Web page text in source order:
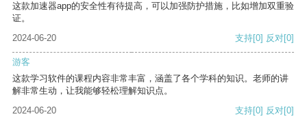
这款加速器app的安全性有待提高，可以加强防护措施，比如增加双重验
证。
2024-06-20
支持[0] 反对[0]
游客
这款学习软件的课程内容非常丰富，涵盖了各个学科的知识。老师的讲
解非常生动，让我能够轻松理解知识点。
2024-06-20
支持[0] 反对[0]